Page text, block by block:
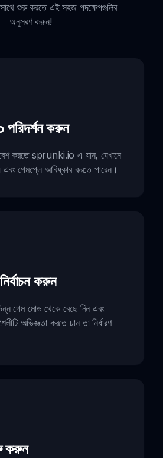
সাথে শুরু করতে এই সহজ পদক্ষেপগুলির
অনুসরণ করুন!
করুন
করতে sprunki.io এ যান, যেখানে
এবং গেমপ্লে আবিষ্কার করতে পারেন।
করুন
গেম মোড থেকে বেছে নিন এবং
অভিজ্ঞতা করতে চান তা নির্ধারণ
করুন